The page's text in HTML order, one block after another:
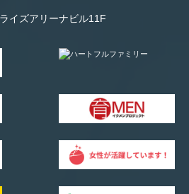
イズアリーナビル11F